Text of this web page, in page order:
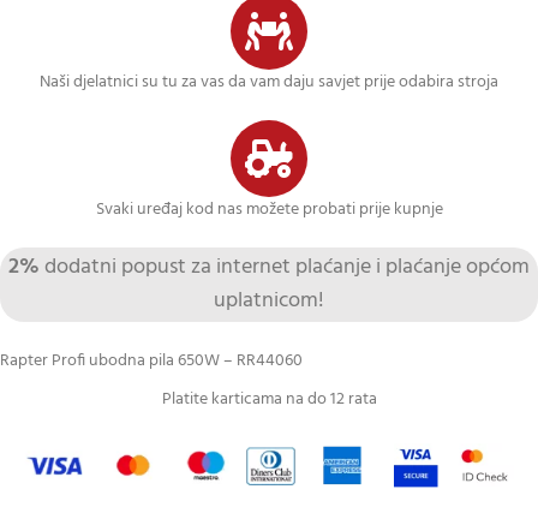
Naši djelatnici su tu za vas da vam daju savjet prije odabira stroja
Svaki uređaj kod nas možete probati prije kupnje
2% dodatni popust za internet plaćanje i plaćanje općom
uplatnicom!
Rapter Profi ubodna pila 650W – RR44060
Platite karticama na do 12 rata